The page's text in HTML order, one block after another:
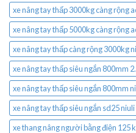
xe nâng tay thấp 3000kg càng rộng
xe nâng tay thấp 5000kg càng rộng
xe nâng tay thấp càng rộng 3000kg
xe nâng tay thấp siêu ngắn 800mm
xe nâng tay thấp siêu ngắn 800mm
xe nâng tay thấp siêu ngắn sd25 niuli
xe thang nâng người bằng điện 125